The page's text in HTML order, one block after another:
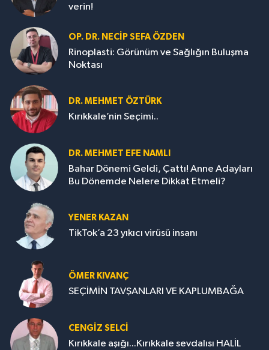
verin!
OP. DR. NECIP SEFA ÖZDEN
Rinoplasti: Görünüm ve Sağlığın Buluşma
Noktası
DR. MEHMET ÖZTÜRK
Kırıkkale’nin Seçimi..
DR. MEHMET EFE NAMLI
Bahar Dönemi Geldi, Çattı! Anne Adayları
Bu Dönemde Nelere Dikkat Etmeli?
YENER KAZAN
TikTok’a 23 yıkıcı virüsü insanı
ÖMER KIVANÇ
SEÇİMİN TAVŞANLARI VE KAPLUMBAĞA
CENGİZ SELCİ
Kırıkkale aşığı...Kırıkkale sevdalısı HALİL